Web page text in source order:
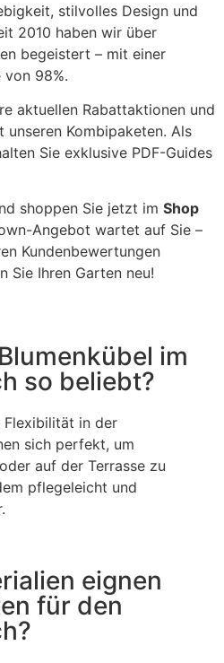
stilvolles Design und
2010 haben wir über
begeistert – mit einer
98%.
aktuellen Rabattaktionen und
unseren Kombipaketen. Als
Sie exklusive PDF-Guides
shoppen Sie jetzt im Shop
Angebot wartet auf Sie –
Kundenbewertungen
Sie Ihren Garten neu!
im
so beliebt?
Flexibilität in der
sich perfekt, um
auf der Terrasse zu
pflegeleicht und
eignen
für den